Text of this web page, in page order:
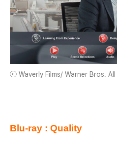
ⓒ Waverly Films/ Warner Bros. All
Blu-ray : Quality